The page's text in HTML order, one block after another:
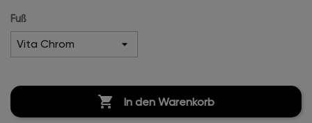
Fuß
 In den Warenkorb